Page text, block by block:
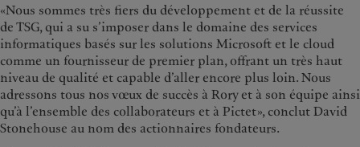
«Nous sommes très fiers du développement et de la réussite
de TSG, qui a su s’imposer dans le domaine des services
informatiques basés sur les solutions Microsoft et le cloud
comme un fournisseur de premier plan, offrant un très haut
niveau de qualité et capable d’aller encore plus loin. Nous
adressons tous nos vœux de succès à Rory et à son équipe ainsi
qu’à l’ensemble des collaborateurs et à Pictet», conclut David
Stonehouse au nom des actionnaires fondateurs.